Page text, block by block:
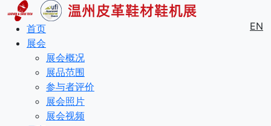
EN
首页
展会
展会概况
展品范围
参与者评价
展会照片
展会视频